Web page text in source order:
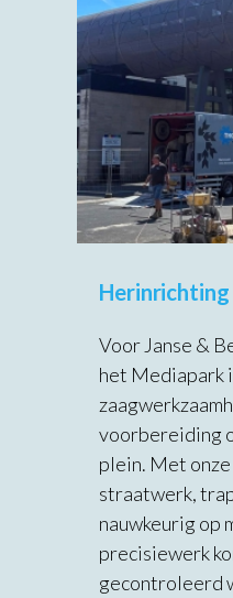
Herinrichting
Voor Janse &
het Mediapark
voorbereiding
plein. Met onze
straatwerk,
nauwkeurig op
precisiewerk
gecontroleerd